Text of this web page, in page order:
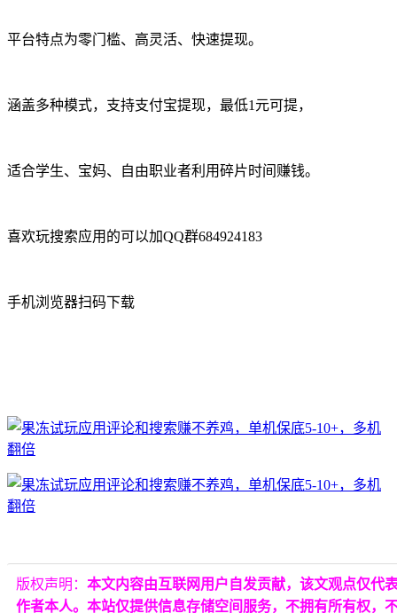
平台特点为零门槛、高灵活、快速提现。
涵盖多种模式，支持支付宝提现，最低1元可提，
适合学生、宝妈、自由职业者利用碎片时间赚钱。
喜欢玩搜索应用的可以加QQ群684924183
手机浏览器扫码下载
版权声明： 本文内容由互联网用户自发贡献，该文观点仅代
作者本人。本站仅提供信息存储空间服务，不拥有所有权，